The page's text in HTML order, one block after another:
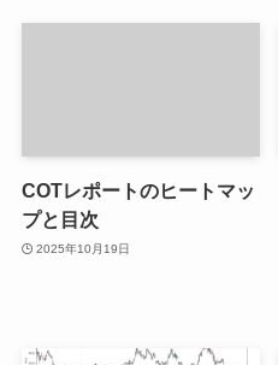
COTレポートのヒートマッ
プと目次
2025年10月19日